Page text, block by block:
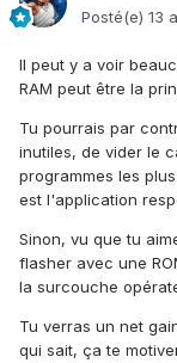
Posté(e) 13
Il peut y a voir
RAM peut être la
Tu pourrais par
inutiles, de vider le
programmes les
est l'application
Sinon, vu que tu
flasher avec une
la surcouche
Tu verras un net
qui sait, ça te